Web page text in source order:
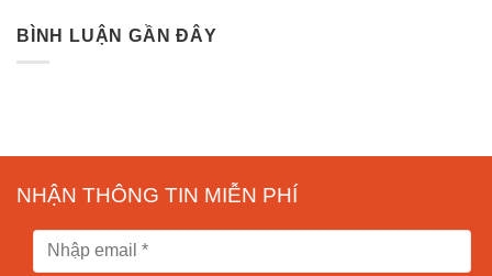
BÌNH LUẬN GẦN ĐÂY
NHẬN THÔNG TIN MIỄN PHÍ